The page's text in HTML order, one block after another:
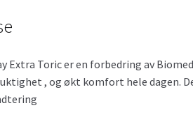
Extra Toric er en forbedring av
, og økt komfort hele dagen.